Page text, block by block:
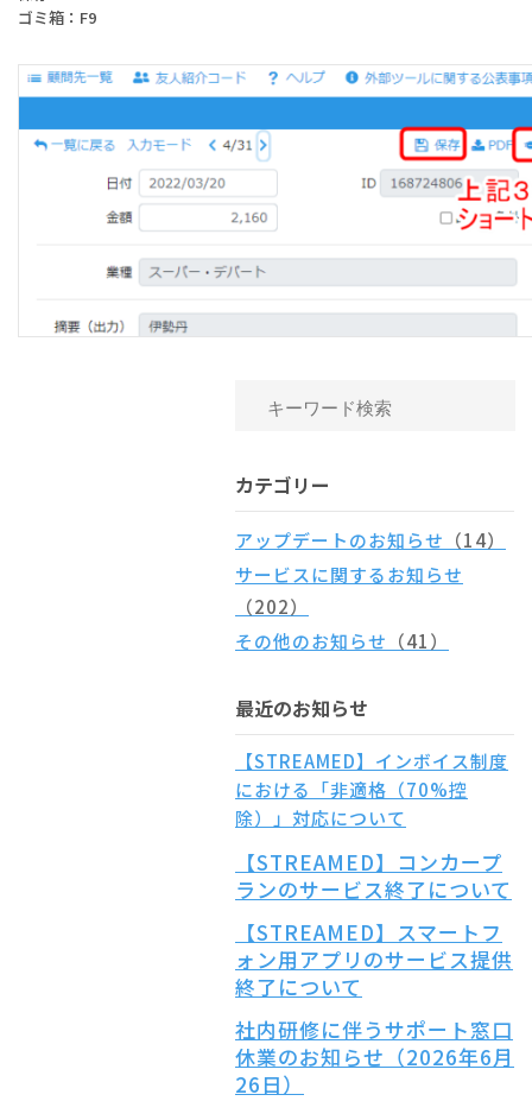
ゴミ箱：F9
カテゴリー
アップデートのお知らせ （14）
サービスに関するお知らせ
（202）
その他のお知らせ （41）
最近のお知らせ
【STREAMED】インボイス制度
における「非適格（70%控
除）」対応について
【STREAMED】コンカープ
ランのサービス終了について
【STREAMED】スマートフ
ォン用アプリのサービス提供
終了について
社内研修に伴うサポート窓口
休業のお知らせ（2026年6月
26日）